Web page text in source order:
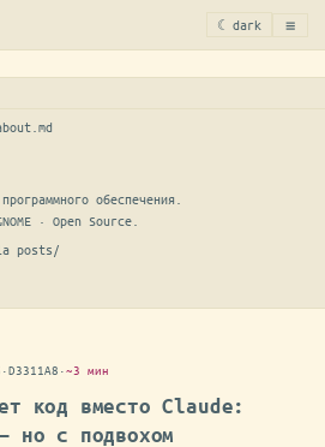
☾ dark ≡
обеспечения.
· Open Source.
posts/
·D3311A8 ·~3 мин
код вместо Claude:
но с подвохом